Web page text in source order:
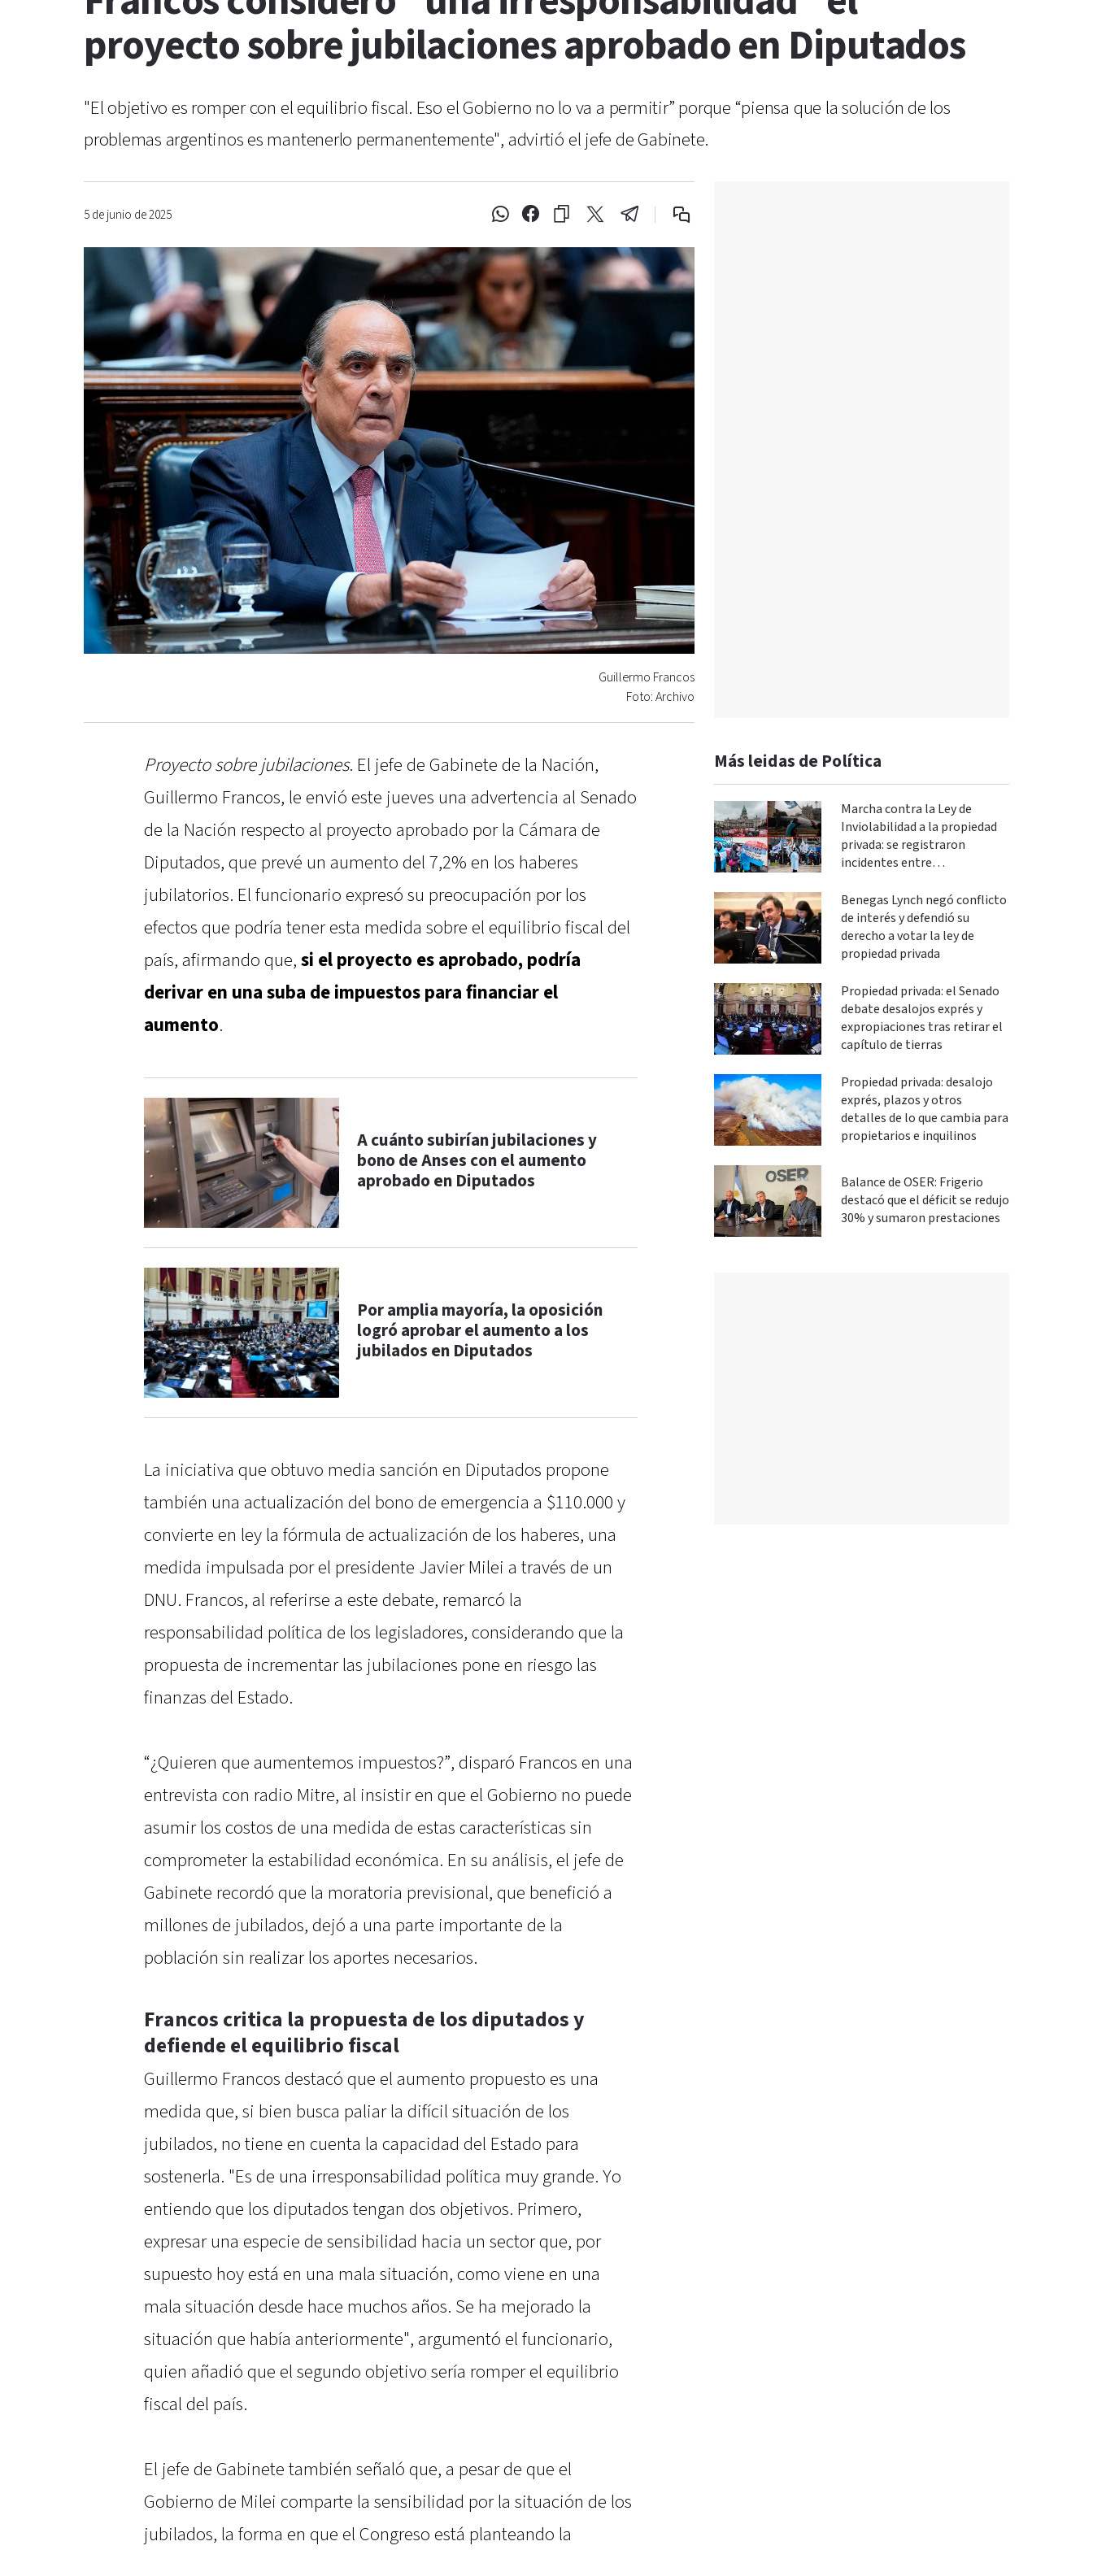
proyecto sobre jubilaciones aprobado en Diputados
"El objetivo es romper con el equilibrio fiscal. Eso el Gobierno no lo va a permitir” porque “piensa que la solución de los
problemas argentinos es mantenerlo permanentemente", advirtió el jefe de Gabinete.
5 de junio de 2025
Guillermo Francos
Foto: Archivo
Proyecto sobre jubilaciones. El jefe de Gabinete de la Nación,
Guillermo Francos, le envió este jueves una advertencia al Senado
de la Nación respecto al proyecto aprobado por la Cámara de
Diputados, que prevé un aumento del 7,2% en los haberes
jubilatorios. El funcionario expresó su preocupación por los
efectos que podría tener esta medida sobre el equilibrio fiscal del
país, afirmando que, si el proyecto es aprobado, podría
derivar en una suba de impuestos para financiar el
aumento.
A cuánto subirían jubilaciones y
bono de Anses con el aumento
aprobado en Diputados
Por amplia mayoría, la oposición
logró aprobar el aumento a los
jubilados en Diputados
La iniciativa que obtuvo media sanción en Diputados propone
también una actualización del bono de emergencia a $110.000 y
convierte en ley la fórmula de actualización de los haberes, una
medida impulsada por el presidente Javier Milei a través de un
DNU. Francos, al referirse a este debate, remarcó la
responsabilidad política de los legisladores, considerando que la
propuesta de incrementar las jubilaciones pone en riesgo las
finanzas del Estado.
“¿Quieren que aumentemos impuestos?”, disparó Francos en una
entrevista con radio Mitre, al insistir en que el Gobierno no puede
asumir los costos de una medida de estas características sin
comprometer la estabilidad económica. En su análisis, el jefe de
Gabinete recordó que la moratoria previsional, que benefició a
millones de jubilados, dejó a una parte importante de la
población sin realizar los aportes necesarios.
Francos critica la propuesta de los diputados y
defiende el equilibrio fiscal
Guillermo Francos destacó que el aumento propuesto es una
medida que, si bien busca paliar la difícil situación de los
jubilados, no tiene en cuenta la capacidad del Estado para
sostenerla. "Es de una irresponsabilidad política muy grande. Yo
entiendo que los diputados tengan dos objetivos. Primero,
expresar una especie de sensibilidad hacia un sector que, por
supuesto hoy está en una mala situación, como viene en una
mala situación desde hace muchos años. Se ha mejorado la
situación que había anteriormente", argumentó el funcionario,
quien añadió que el segundo objetivo sería romper el equilibrio
fiscal del país.
El jefe de Gabinete también señaló que, a pesar de que el
Gobierno de Milei comparte la sensibilidad por la situación de los
jubilados, la forma en que el Congreso está planteando la
Más leidas de Política
Marcha contra la Ley de
Inviolabilidad a la propiedad
privada: se registraron
incidentes entre
Congreso
Benegas Lynch negó conflicto
de interés y defendió su
derecho a votar la ley de
propiedad privada
Propiedad privada: el Senado
debate desalojos exprés y
expropiaciones tras retirar el
capítulo de tierras
Propiedad privada: desalojo
exprés, plazos y otros
detalles de lo que cambia para
propietarios e inquilinos
Balance de OSER: Frigerio
destacó que el déficit se redujo
30% y sumaron prestaciones